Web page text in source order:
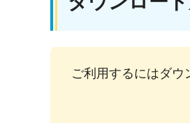
ご利用するにはダウ